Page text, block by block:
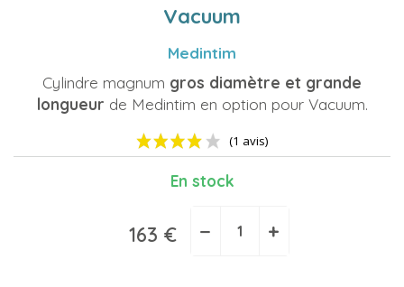
Vacuum
Medintim
Cylindre magnum gros diamètre et grande
longueur de Medintim en option pour Vacuum.
En stock
163 € − +